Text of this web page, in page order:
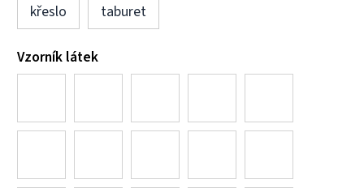
křeslo
taburet
Vzorník látek